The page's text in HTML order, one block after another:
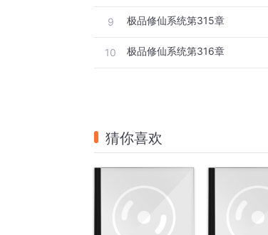
9 极品修仙系统第315章
10 极品修仙系统第316章
猜你喜欢